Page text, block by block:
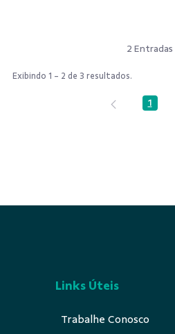
2 Entradas
Exibindo 1 - 2 de 3 resultados.
Página
1
Links Úteis
Trabalhe Conosco